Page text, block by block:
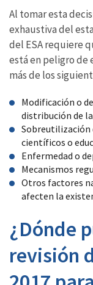
Al tomar esta
exhaustiva del
del ESA requiere
está en peligro de
más de los
Modificación o
distribución de
Sobreutilización
científicos o
Enfermedad o
Mecanismos
Otros factores
afecten la
¿Dónde
revisión